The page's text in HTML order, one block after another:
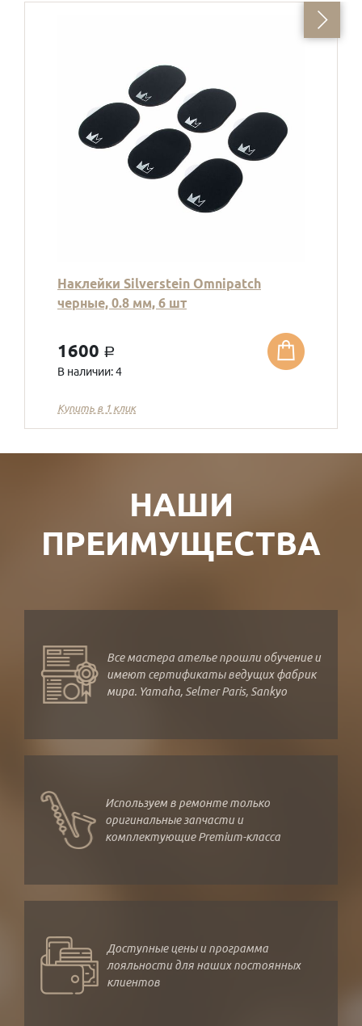
Наклейки Silverstein Omnipatch
черные, 0.8 мм, 6 шт
1600 a
В наличии: 4
Купить в 1 клик
НАШИ
ПРЕИМУЩЕСТВА
Все мастера ателье прошли обучение и
имеют сертификаты ведущих фабрик
мира. Yamaha, Selmer Paris, Sankyo
Используем в ремонте только
оригинальные запчасти и
комплектующие Premium-класса
Доступные цены и программа
лояльности для наших постоянных
клиентов